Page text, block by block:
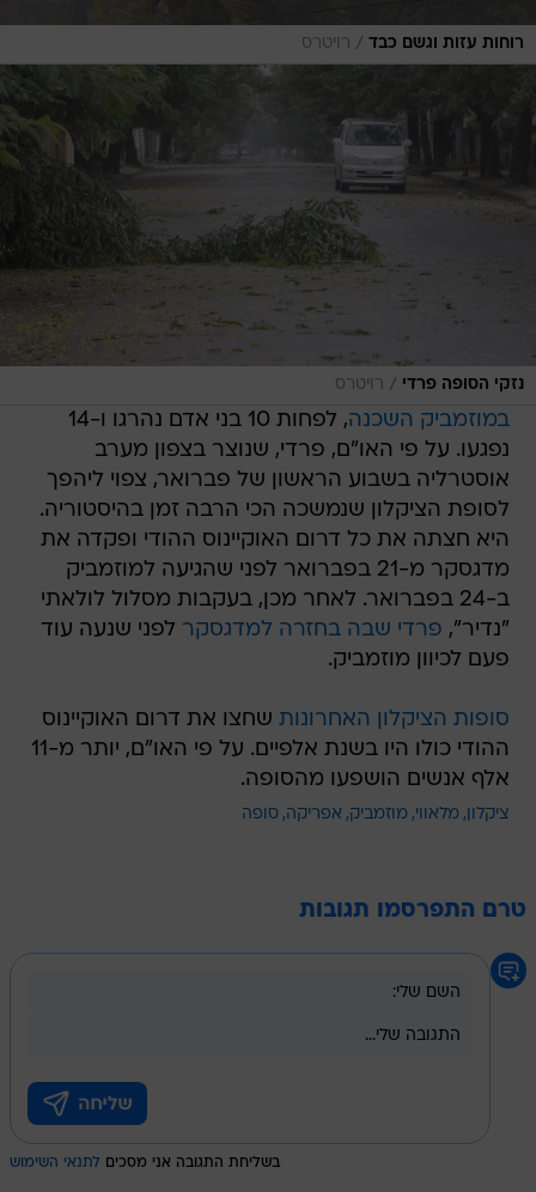
רוחות עזות וגשם כבד / רויטרס
נזקי הסופה פרדי / רויטרס
במוזמביק השכנה
, לפחות 10 בני אדם נהרגו ו-14
נפגעו. על פי האו"ם, פרדי, שנוצר בצפון מערב
אוסטרליה בשבוע הראשון של פברואר, צפוי ליהפך
לסופת הציקלון שנמשכה הכי הרבה זמן בהיסטוריה.
היא חצתה את כל דרום האוקיינוס ההודי ופקדה את
מדגסקר מ-21 בפברואר לפני שהגיעה למוזמביק
ב-24 בפברואר. לאחר מכן, בעקבות מסלול לולאתי
"נדיר", פרדי שבה בחזרה למדגסקר לפני שנעה עוד
פעם לכיוון מוזמביק.
סופות הציקלון האחרונות שחצו את דרום האוקיינוס
ההודי כולו היו בשנת אלפיים. על פי האו"ם, יותר מ-11
אלף אנשים הושפעו מהסופה.
ציקלון מלאווי מוזמביק אפריקה סופה
טרם התפרסמו תגובות
בשליחת התגובה אני מסכים לתנאי השימוש